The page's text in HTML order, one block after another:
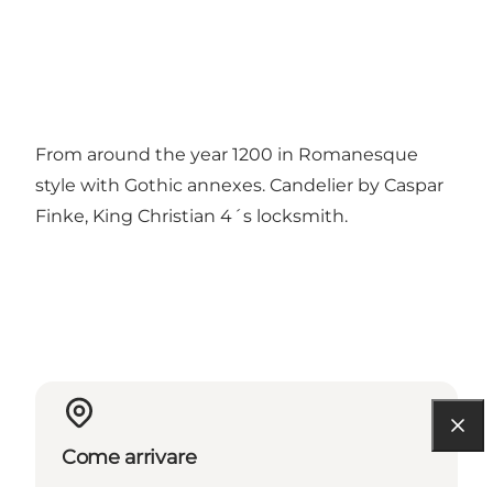
From around the year 1200 in Romanesque
style with Gothic annexes. Candelier by Caspar
Finke, King Christian 4´s locksmith.
Come arrivare